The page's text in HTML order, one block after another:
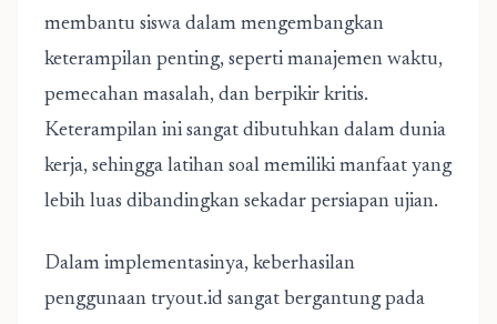
membantu siswa dalam mengembangkan
keterampilan penting, seperti manajemen waktu,
pemecahan masalah, dan berpikir kritis.
Keterampilan ini sangat dibutuhkan dalam dunia
kerja, sehingga latihan soal memiliki manfaat yang
lebih luas dibandingkan sekadar persiapan ujian.
Dalam implementasinya, keberhasilan
penggunaan tryout.id sangat bergantung pada